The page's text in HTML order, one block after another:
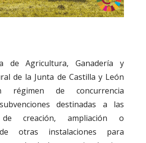
de Agricultura, Ganadería y
de la Junta de Castilla y León
régimen de concurrencia
destinadas a las
de creación, ampliación o
otras instalaciones para